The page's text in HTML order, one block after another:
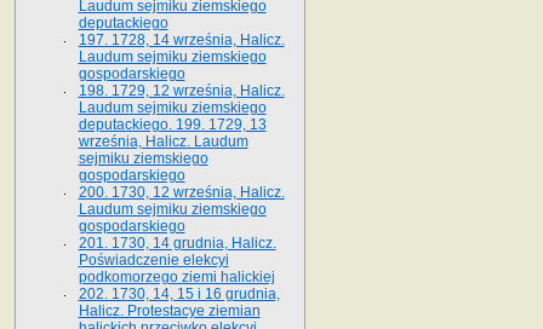
Laudum sejmiku ziemskiego
deputackiego
197. 1728, 14 września, Halicz.
Laudum sejmiku ziemskiego
gospodarskiego
198. 1729, 12 września, Halicz.
Laudum sejmiku ziemskiego
deputackiego. 199. 1729, 13
września, Halicz. Laudum
sejmiku ziemskiego
gospodarskiego
200. 1730, 12 września, Halicz.
Laudum sejmiku ziemskiego
gospodarskiego
201. 1730, 14 grudnia, Halicz.
Poświadczenie elekcyi
podkomorzego ziemi halickiej
202. 1730, 14, 15 i 16 grudnia,
Halicz. Protestacye ziemian